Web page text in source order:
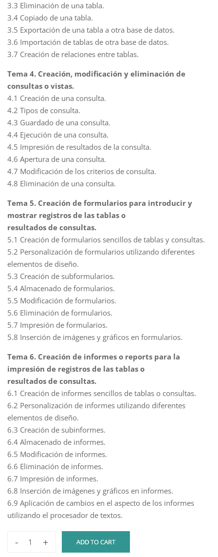
3.3 Eliminación de una tabla.
3.4 Copiado de una tabla.
3.5 Exportación de una tabla a otra base de datos.
3.6 Importación de tablas de otra base de datos.
3.7 Creación de relaciones entre tablas.
Tema 4. Creación, modificación y eliminación de
consultas o vistas.
4.1 Creación de una consulta.
4.2 Tipos de consulta.
4.3 Guardado de una consulta.
4.4 Ejecución de una consulta.
4.5 Impresión de resultados de la consulta.
4.6 Apertura de una consulta.
4.7 Modificación de los criterios de consulta.
4.8 Eliminación de una consulta.
Tema 5. Creación de formularios para introducir y
mostrar registros de las tablas o
resultados de consultas.
5.1 Creación de formularios sencillos de tablas y consultas.
5.2 Personalización de formularios utilizando diferentes
elementos de diseño.
5.3 Creación de subformularios.
5.4 Almacenado de formularios.
5.5 Modificación de formularios.
5.6 Eliminación de formularios.
5.7 Impresión de formularios.
5.8 Inserción de imágenes y gráficos en formularios.
Tema 6. Creación de informes o reports para la
impresión de registros de las tablas o
resultados de consultas.
6.1 Creación de informes sencillos de tablas o consultas.
6.2 Personalización de informes utilizando diferentes
elementos de diseño.
6.3 Creación de subinformes.
6.4 Almacenado de informes.
6.5 Modificación de informes.
6.6 Eliminación de informes.
6.7 Impresión de informes.
6.8 Inserción de imágenes y gráficos en informes.
6.9 Aplicación de cambios en el aspecto de los informes
utilizando el procesador de textos.
-
Aplicaciones
+ ADD TO CART